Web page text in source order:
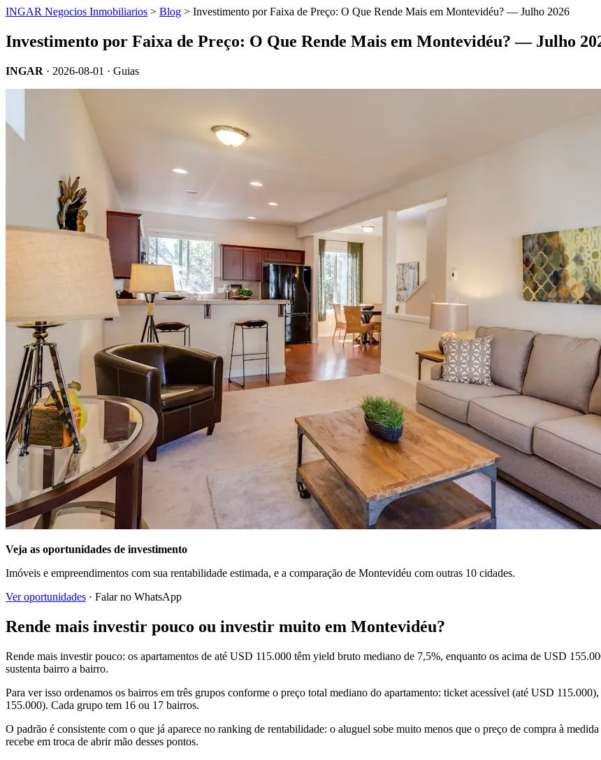
INGAR Negocios Inmobiliarios > Blog > Investimento por Faixa de Preço: O Que Rende Mais em Montevidéu? — Julho 2026
Investimento por Faixa de Preço: O Que Rende Mais em Montevidéu? — Julho
INGAR · 2026-08-01 · Guias
Veja as oportunidades de investimento
Imóveis e empreendimentos com sua rentabilidade estimada, e a comparação de Montevidéu com outras 10 cidades.
Ver oportunidades · Falar no WhatsApp
Rende mais investir pouco ou investir muito em Montevidéu?
Rende mais investir pouco: os apartamentos de até USD 115.000 têm yield bruto mediano de 7,5%, enquanto os acima de USD
sustenta bairro a bairro.
Para ver isso ordenamos os bairros em três grupos conforme o preço total mediano do apartamento: ticket acessível (até USD
155.000). Cada grupo tem 16 ou 17 bairros.
O padrão é consistente com o que já aparece no ranking de rentabilidade: o aluguel sobe muito menos que o preço de compra à
recebe em troca de abrir mão desses pontos.